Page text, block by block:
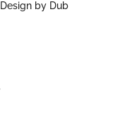
Design by Dub